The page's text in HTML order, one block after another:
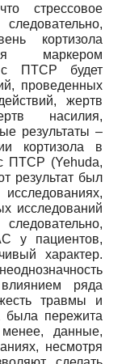
стрессовое
кортизола
маркером
с ПТСР будет
проведенных
жертв
насилия,
результаты –
кортизола в
ПТСР (Yehuda,
результат был
исследований
у пациентов,
характер.
ряда
травмы и
была пережита
данные,
несмотря